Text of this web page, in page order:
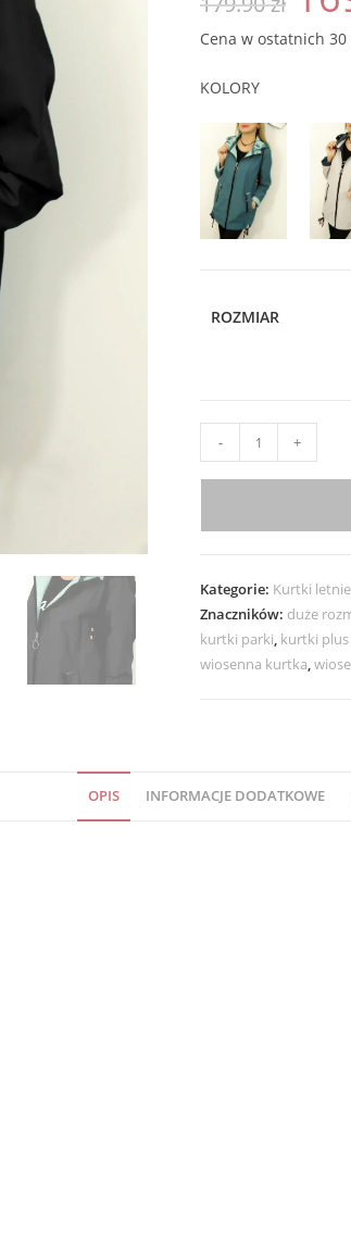
podstawie
179.90
Cena w ostatnich
KOLORY
ROZMIAR
Kurtka
Kapturem
INES
- +
Kategorie: Kurtki letnie
Znaczników: duże
kurtki parki, kurtki plus
wiosenna kurtka,
OPIS INFORMACJE DODATKOWE